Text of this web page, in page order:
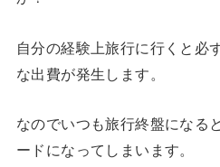
自分の経験上旅行に行くと必
な出費が発生します。
なのでいつも旅行終盤になる
ードになってしまいます。